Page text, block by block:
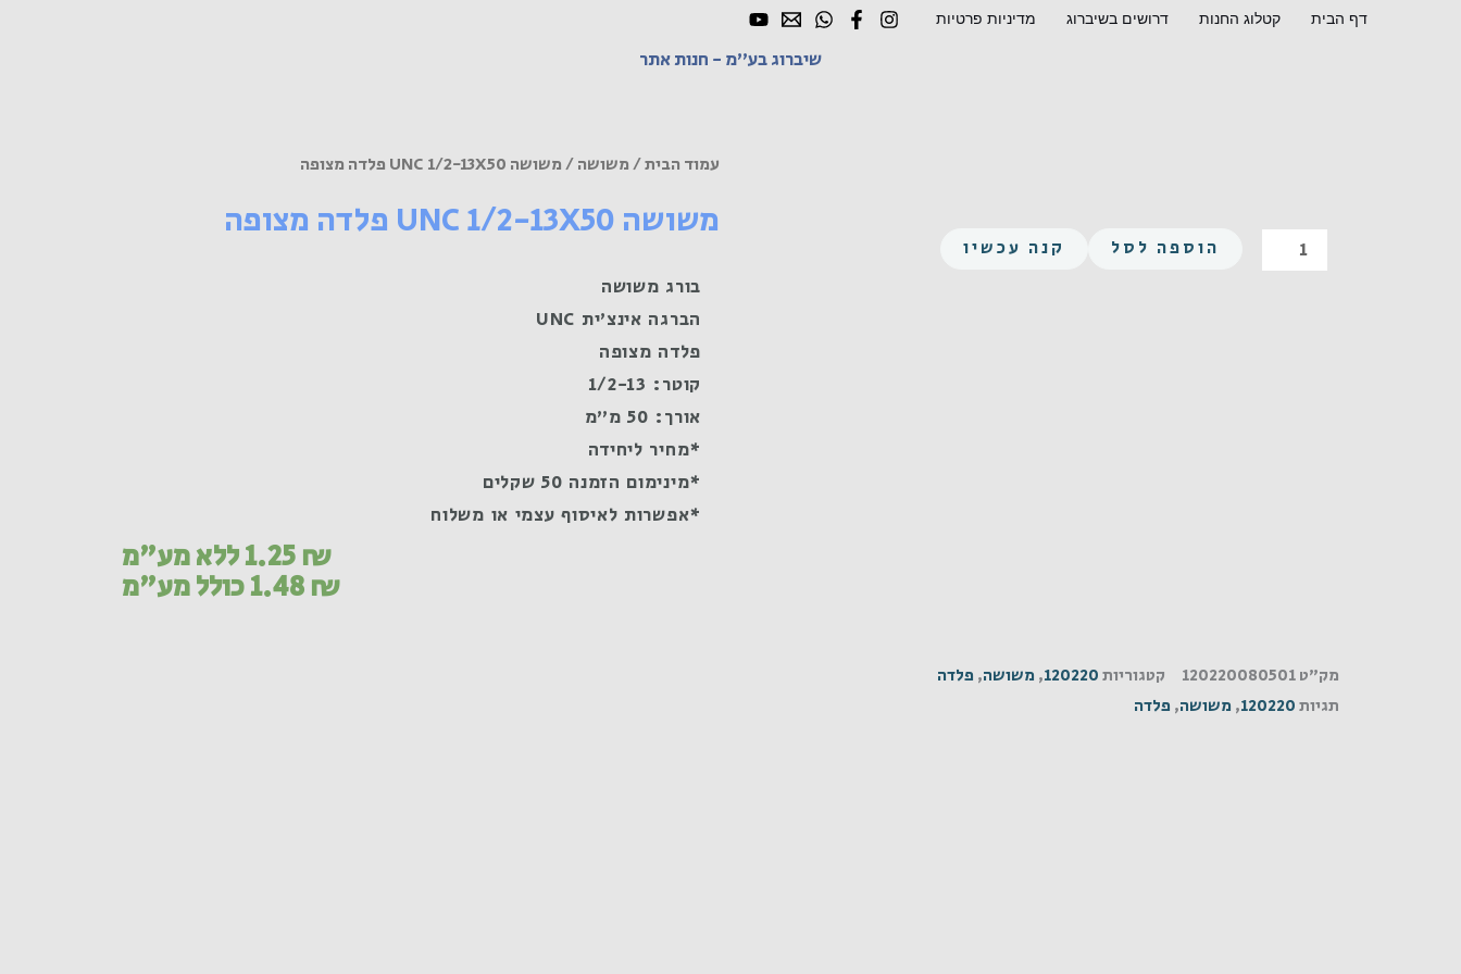
דף הבית קטלוג החנות דרושים בשיברוג מדיניות פרטיות
שיברוג בע"מ - חנות אתר
כמות
של
הוספה לסל קנה עכשיו
עמוד הבית/משושה/ משושה UNC 1/2-13X50 פלדה מצופה
משושה UNC 1/2-13X50 פלדה מצופה
בורג משושה
הברגה אינצ'ית UNC
פלדה מצופה
קוטר: 1/2-13
אורך: 50 מ"מ
*מחיר ליחידה
*מינימום הזמנה 50 שקלים
*אפשרות לאיסוף עצמי או משלוח
1.25₪ ללא מע"מ
1.48₪ כולל מע"מ
מק"ט120220080501 קטגוריות120220
, משושה, פלדה
תגיות120220
, משושה, פלדה